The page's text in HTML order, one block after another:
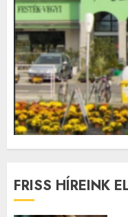
FRISS HÍREINK